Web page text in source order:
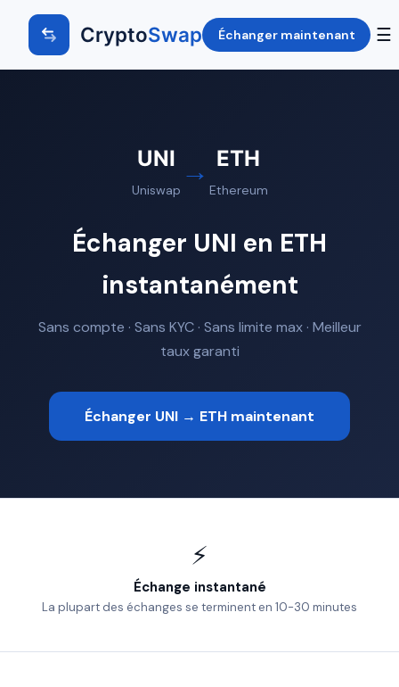
CryptoSwap Échanger maintenant ☰
UNI
Uniswap
→ ETH
Ethereum
Échanger UNI en ETH
instantanément
Sans compte · Sans KYC · Sans limite max · Meilleur
taux garanti
Échanger UNI → ETH maintenant
⚡
Échange instantané
La plupart des échanges se terminent en 10-30 minutes